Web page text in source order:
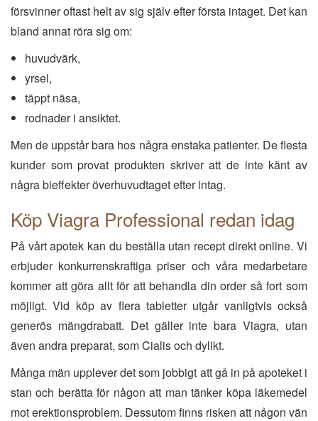
försvinner oftast helt av sig själv efter första intaget. Det kan
bland annat röra sig om:
huvudvärk,
yrsel,
täppt näsa,
rodnader i ansiktet.
Men de uppstår bara hos några enstaka patienter. De flesta
kunder som provat produkten skriver att de inte känt av
några bieffekter överhuvudtaget efter intag.
Köp Viagra Professional redan idag
På vårt apotek kan du beställa utan recept direkt online. Vi
erbjuder konkurrenskraftiga priser och våra medarbetare
kommer att göra allt för att behandla din order så fort som
möjligt. Vid köp av flera tabletter utgår vanligtvis också
generös mängdrabatt. Det gäller inte bara Viagra, utan
även andra preparat, som Cialis och dylikt.
Många män upplever det som jobbigt att gå in på apoteket i
stan och berätta för någon att man tänker köpa läkemedel
mot erektionsproblem. Dessutom finns risken att någon vän